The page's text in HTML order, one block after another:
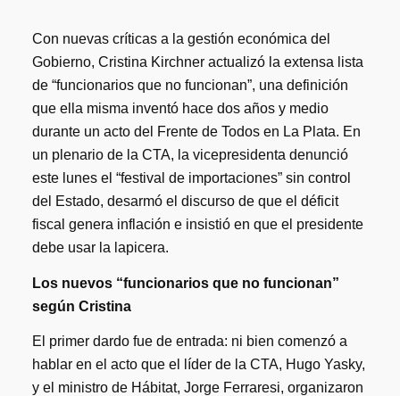
Con nuevas críticas a la gestión económica del
Gobierno, Cristina Kirchner actualizó la extensa lista
de “funcionarios que no funcionan”, una definición
que ella misma inventó hace dos años y medio
durante un acto del Frente de Todos en La Plata. En
un plenario de la CTA, la vicepresidenta denunció
este lunes el “festival de importaciones” sin control
del Estado, desarmó el discurso de que el déficit
fiscal genera inflación e insistió en que el presidente
debe usar la lapicera.
Los nuevos “funcionarios que no funcionan”
según Cristina
El primer dardo fue de entrada: ni bien comenzó a
hablar en el acto que el líder de la CTA, Hugo Yasky,
y el ministro de Hábitat, Jorge Ferraresi, organizaron